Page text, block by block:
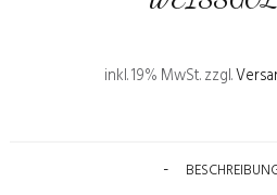
inkl. 19% MwSt.zzgl.